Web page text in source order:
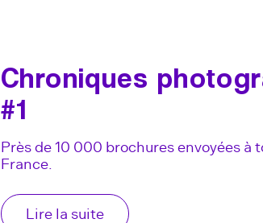
Chroniques
#1
Près de 10 000 brochures envoyées à
France.
Lire la suite